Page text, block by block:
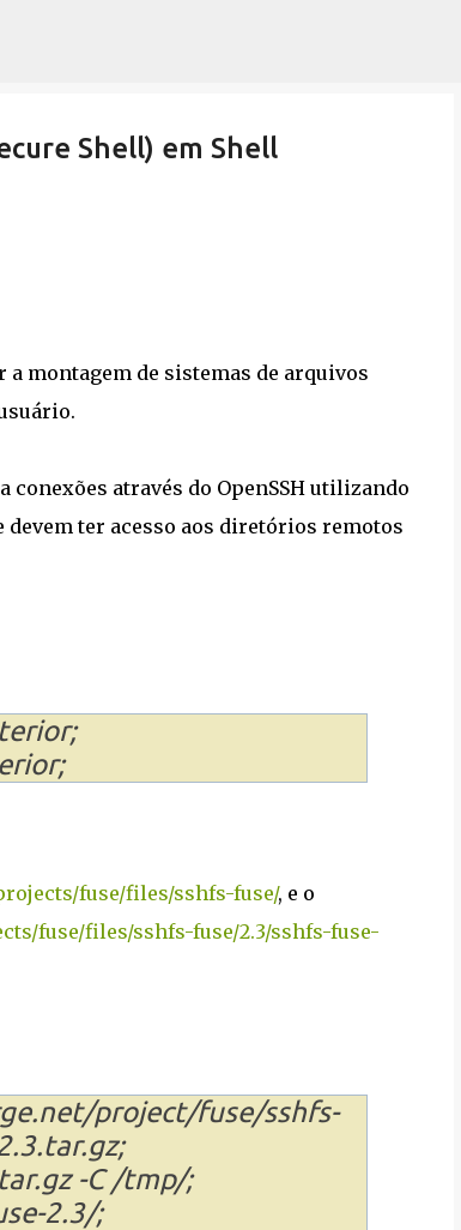
Shell) em Shell
a montagem de sistemas de arquivos
conexões através do OpenSSH utilizando
ter acesso aos diretórios remotos
fuse/files/sshfs-fuse/, e o
fuse/files/sshfs-fuse/2.3/sshfs-fuse-
project/fuse/sshfs-
-C /tmp/;
2.3/;